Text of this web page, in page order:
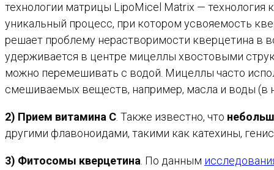
технологии матрицы LipoMicel Matrix —
уникальный процесс, при котором усвояемость
решает проблему нерастворимости кверцетина в
удерживается в центре мицеллы хвостовыми
можно перемешивать с водой. Мицеллы часто
смешиваемых веществ, например, масла и воды (в
2) Прием витамина С . Также известно, что
другими флавоноидами, такими как катехины,
3) Фитосомы кверцетина . По данным